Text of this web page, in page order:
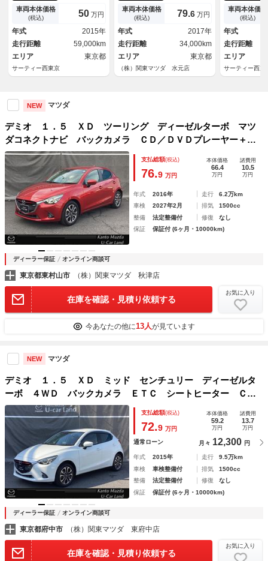
イ ＬＥＤヘッドライト クル
ーズ ＥＴＣ ドラレコ スマ
ートキー
車両本体価格
(税込) 50 万円
年式
2015年
走行距離
59,000km
エリア
東京都
サーティー西東京
シートヒーター ＥＴＣ ２オ
ーナー車 パワーウィンドウ
オートＬＥＤ イモビライザ
ー ＤＳＣ アドバンスキー
Ｂトゥース クルーズＣ ナビ
ＴＶ ＰＳ
車両本体価格
(税込) 79.6 万円
年式
2017年
走行距離
34,000km
エリア
東京都
（株）関東マツダ 水元店
ｔｏｏｔｈ
ト ＬＥＤ
煙車 オート
ルターボ
車両本体価格
(税込)
年式
走行距離
エリア
サーティー西東
NEW マツダ
デミオ １．５ ＸＤ ツーリング ディーゼルターボ マツ
ダコネクトナビ バックカメラ ＣＤ／ＤＶＤプレーヤー＋地
上デジタルＴＶチューナー（フルセグ） ＥＴＣ２．０ ｉ－
ｓｔｏｐ ＢＴ接続 サイドエアバッグ 横滑防止装置 アド
バンスドキー ナビＴＶ
支払総額(税込)
76.9 万円
本体価格
66.4
万円
諸費用
10.5
万円
年式 2016年 走行
6.2万km
車検
2027年2月 排気
1500cc
整備
法定整備付 修復
なし
保証
保証付 (6ヶ月・10000km)
ディーラー保証 オンライン商談可
東京都東村山市 （株）関東マツダ 秋津店
在庫を確認・見積り依頼する
お気に入り
今あなたの他に13人が見ています
NEW マツダ
デミオ １．５ ＸＤ ミッド センチュリー ディーゼルタ
ーボ ４ＷＤ バックカメラ ＥＴＣ シートヒーター Ｃ
Ｄ・ＤＶＤ フルセグ ＬＥＤヘッドライト スマートキー
バックカメラ 衝突軽減 Ｂｌｕｅｔｏｏｔｈ ４ＷＤ クル
コン ＥＴＣ シートヒーター ＤＶＤ再生
支払総額(税込)
72.9 万円
本体価格
59.2
万円
諸費用
13.7
万円
通常ローン 月々 12,300 円
年式 2015年 走行
9.5万km
車検
車検整備付 排気
1500cc
整備
法定整備付 修復
なし
保証
保証付 (6ヶ月・10000km)
ディーラー保証 オンライン商談可
東京都府中市 （株）関東マツダ 東府中店
在庫を確認・見積り依頼する
お気に入り